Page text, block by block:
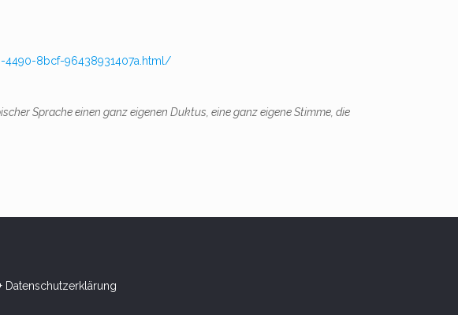
4490-8bcf-96438931407a.html/
Sprache einen ganz eigenen Duktus, eine ganz eigene Stimme, die
Datenschutzerklärung